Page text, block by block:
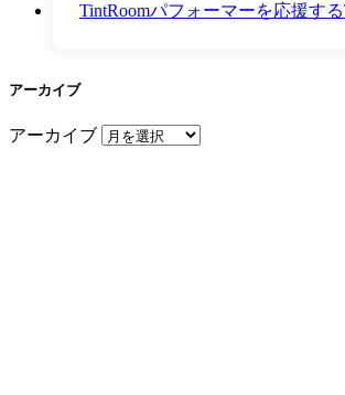
TintRoomパフォーマーを応援す
アーカイブ
アーカイブ